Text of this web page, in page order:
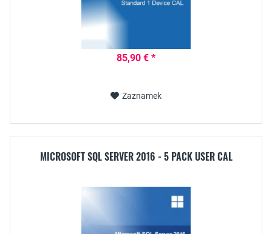
85,90 € *
Zaznamek
MICROSOFT SQL SERVER 2016 - 5 PACK USER CAL